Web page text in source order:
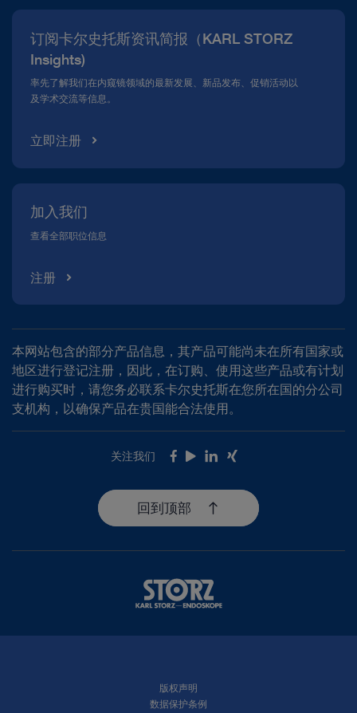
合规热线
资料下载
订阅卡尔史托斯资讯简报（KARL STORZ
Insights)
率先了解我们在内窥镜领域的最新发展、新品发布、促销活动以
及学术交流等信息。
立即注册
加入我们
查看全部职位信息
注册
本网站包含的部分产品信息，其产品可能尚未在所有国家或
地区进行登记注册，因此，在订购、使用这些产品或有计划
进行购买时，请您务必联系卡尔史托斯在您所在国的分公司
支机构，以确保产品在贵国能合法使用。
关注我们 Facebook
Youtube
LinkedIn
Xing
回到顶部
版权声明
数据保护条例